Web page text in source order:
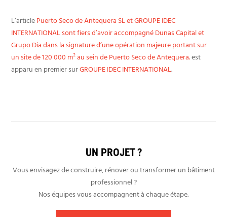
L’articlePuerto Seco de Antequera SL et GROUPE IDEC
INTERNATIONAL sont fiers d’avoir accompagné Dunas Capital et
Grupo Dia dans la signature d’une opération majeure portant sur
un site de 120 000 m² au sein de Puerto Seco de Antequera.est
apparu en premier surGROUPE IDEC INTERNATIONAL.
UN PROJET ?
Vous envisagez de construire, rénover ou transformer un bâtiment
professionnel ?
Nos équipes vous accompagnent à chaque étape.